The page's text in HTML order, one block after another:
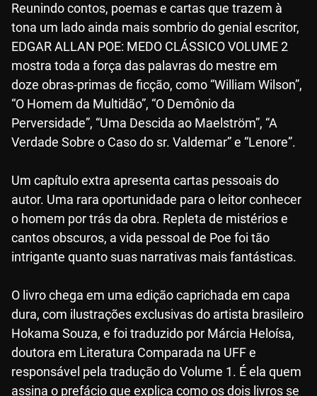
Reunindo contos, poemas e cartas que trazem à
tona um lado ainda mais sombrio do genial escritor,
EDGAR ALLAN POE: MEDO CLÁSSICO VOLUME 2
mostra toda a força das palavras do mestre em
doze obras-primas de ficção, como “William Wilson”,
“O Homem da Multidão”, “O Demônio da
Perversidade”, “Uma Descida ao Maelström”, “A
Verdade Sobre o Caso do sr. Valdemar” e “Lenore”.
Um capítulo extra apresenta cartas pessoais do
autor. Uma rara oportunidade para o leitor conhecer
o homem por trás da obra. Repleta de mistérios e
cantos obscuros, a vida pessoal de Poe foi tão
intrigante quanto suas narrativas mais fantásticas.
O livro chega em uma edição caprichada em capa
dura, com ilustrações exclusivas do artista brasileiro
Hokama Souza, e foi traduzido por Márcia Heloísa,
doutora em Literatura Comparada na UFF e
responsável pela tradução do Volume 1. É ela quem
assina o prefácio que explica como os dois livros se